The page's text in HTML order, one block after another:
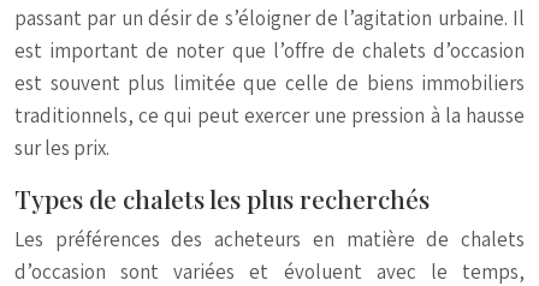
passant par un désir de s’éloigner de l’agitation urbaine. Il
est important de noter que l’offre de chalets d’occasion
est souvent plus limitée que celle de biens immobiliers
traditionnels, ce qui peut exercer une pression à la hausse
sur les prix.
Types de chalets les plus recherchés
Les préférences des acheteurs en matière de chalets
d’occasion sont variées et évoluent avec le temps,